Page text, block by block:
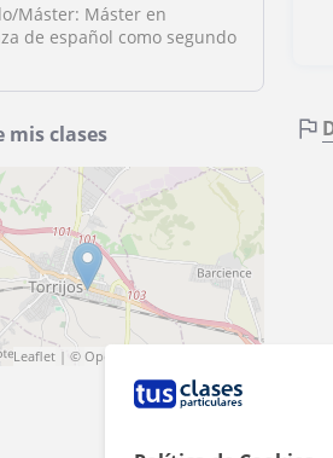
Máster: Máster en
de español como segundo
mis clases
Leaflet | ©OpenStreetMap